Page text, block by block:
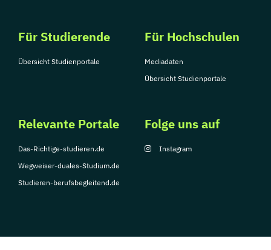
Für Studierende
Übersicht Studienportale
Für Hochschulen
Mediadaten
Übersicht Studienportale
Relevante Portale
Das-Richtige-studieren.de
Wegweiser-duales-Studium.de
Studieren-berufsbegleitend.de
Folge uns auf
Instagram